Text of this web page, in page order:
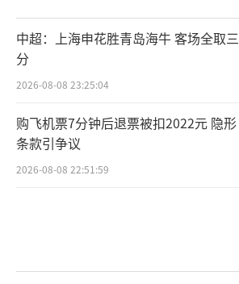
中超：上海申花胜青岛海牛 客场全取三
分
2026-08-08 23:25:04
购飞机票7分钟后退票被扣2022元 隐形
条款引争议
2026-08-08 22:51:59